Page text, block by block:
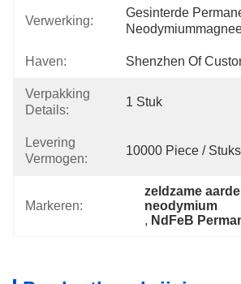
Verwerking:
Gesinterde
Haven: Shenzhen Of
Verpakking
Details:
1 Stuk
Levering
Vermogen:
10000 Piece /
Markeren:
zeldzame
neodymium
, NdFeB